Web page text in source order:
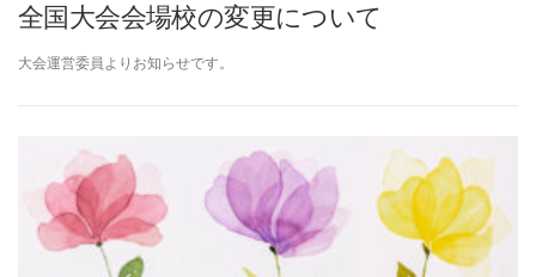
全国大会会場校の変更について
大会運営委員よりお知らせです。